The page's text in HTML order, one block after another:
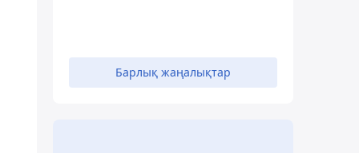
Барлық жаңалықтар